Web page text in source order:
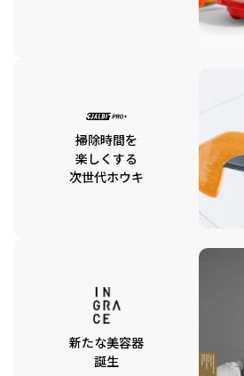
掃除時間を
楽しくする
次世代ホウキ
新たな美容器
誕生